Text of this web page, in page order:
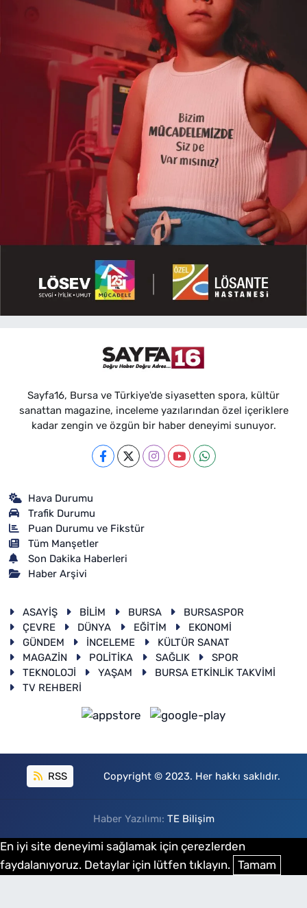
Sayfa16, Bursa ve Türkiye'de siyasetten spora, kültür
sanattan magazine, inceleme yazılarından özel içeriklere
kadar zengin ve özgün bir haber deneyimi sunuyor.
Hava Durumu
Trafik Durumu
Puan Durumu ve Fikstür
Tüm Manşetler
Son Dakika Haberleri
Haber Arşivi
ASAYİŞ BİLİM BURSA
BURSASPOR
ÇEVRE
DÜNYA EĞİTİM
EKONOMİ
GÜNDEM
İNCELEME
KÜLTÜR SANAT
MAGAZİN
POLİTİKA SAĞLIK
SPOR
TEKNOLOJİ
YAŞAM
BURSA ETKİNLİK TAKVİMİ
TV REHBERİ
RSS Copyright © 2023. Her hakkı saklıdır.
Haber Yazılımı: TE Bilişim
En iyi site deneyimi sağlamak için çerezlerden
faydalanıyoruz. Detaylar için lütfen tıklayın. Tamam